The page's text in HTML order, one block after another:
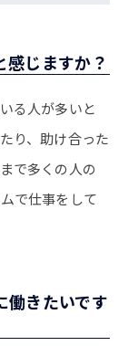
感じますか？
る人が多いと
り、助け合った
で多くの人の
で仕事をして
働きたいです